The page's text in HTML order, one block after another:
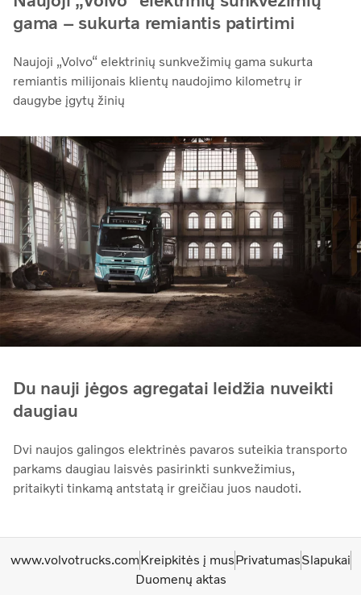
gama – sukurta remiantis patirtimi
Naujoji „Volvo“ elektrinių sunkvežimių gama sukurta
remiantis milijonais klientų naudojimo kilometrų ir
daugybe įgytų žinių
Du nauji jėgos agregatai leidžia nuveikti
daugiau
Dvi naujos galingos elektrinės pavaros suteikia transporto
parkams daugiau laisvės pasirinkti sunkvežimius,
pritaikyti tinkamą antstatą ir greičiau juos naudoti.
www.volvotrucks.comKreipkitės į musPrivatumasSlapukai
Duomenų aktas